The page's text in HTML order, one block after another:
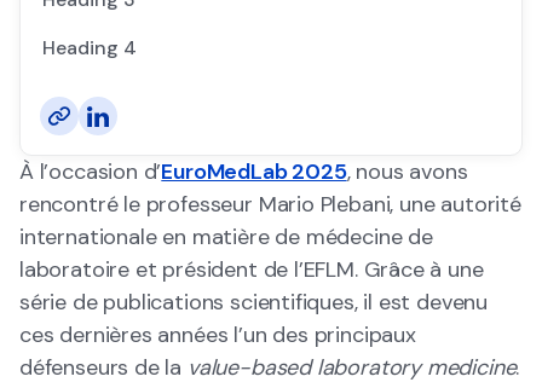
Heading 4
À l’occasion d’EuroMedLab 2025, nous avons
rencontré le professeur Mario Plebani, une autorité
internationale en matière de médecine de
laboratoire et président de l’EFLM. Grâce à une
série de publications scientifiques, il est devenu
ces dernières années l’un des principaux
défenseurs de la value-based laboratory medicine.